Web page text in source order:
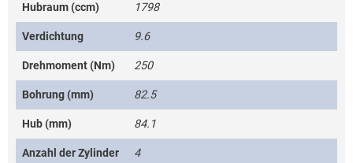
Hubraum (ccm) 1798
Verdichtung 9.6
Drehmoment (Nm) 250
Bohrung (mm) 82.5
Hub (mm) 84.1
Anzahl der Zylinder 4